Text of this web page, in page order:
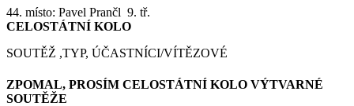
44. místo: Pavel Prančl 9. tř.
CELOSTÁTNÍ KOLO
SOUTĚŽ ,TYP, ÚČASTNÍCI/VÍTĚZOVÉ
ZPOMAL, PROSÍM CELOSTÁTNÍ KOLO VÝTVARNÉ
SOUTĚŽE